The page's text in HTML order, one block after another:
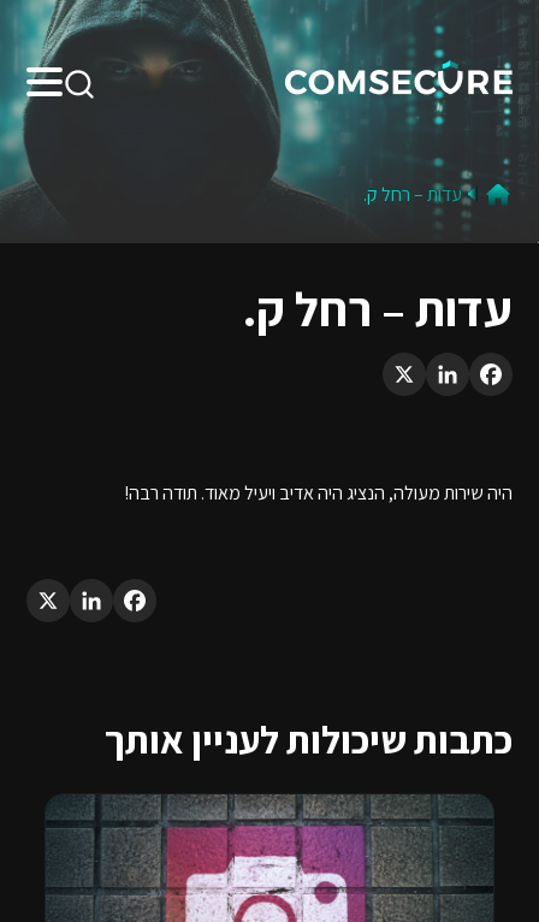
Search:
עדות – רחל ק.
עדות – רחל ק.
Facebook
LinkedIn
X
היה שירות מעולה, הנציג היה אדיב ויעיל מאוד. תודה רבה!
Facebook
LinkedIn
X
כתבות שיכולות לעניין אותך